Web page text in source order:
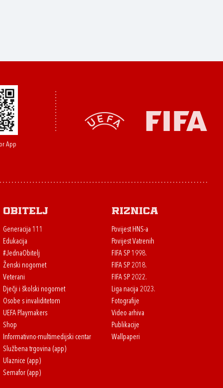
App
Obitelj
Generacija 111
Edukacija
#JednaObitelj
Ženski nogomet
Veterani
Dječji i školski nogomet
Osobe s invaliditetom
UEFA Playmakers
Shop
Informativno-multimedijski centar
Službena trgovina (app)
Ulaznice (app)
Semafor (app)
Riznica
Povijest HNS-a
Povijest Vatrenih
FIFA SP 1998.
FIFA SP 2018.
FIFA SP 2022.
Liga nacija 2023.
Fotografije
Video arhiva
Publikacije
Wallpaperi